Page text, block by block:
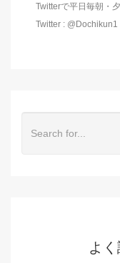
Twitterで平日毎朝・
Twitter : @Dochikun1
よ